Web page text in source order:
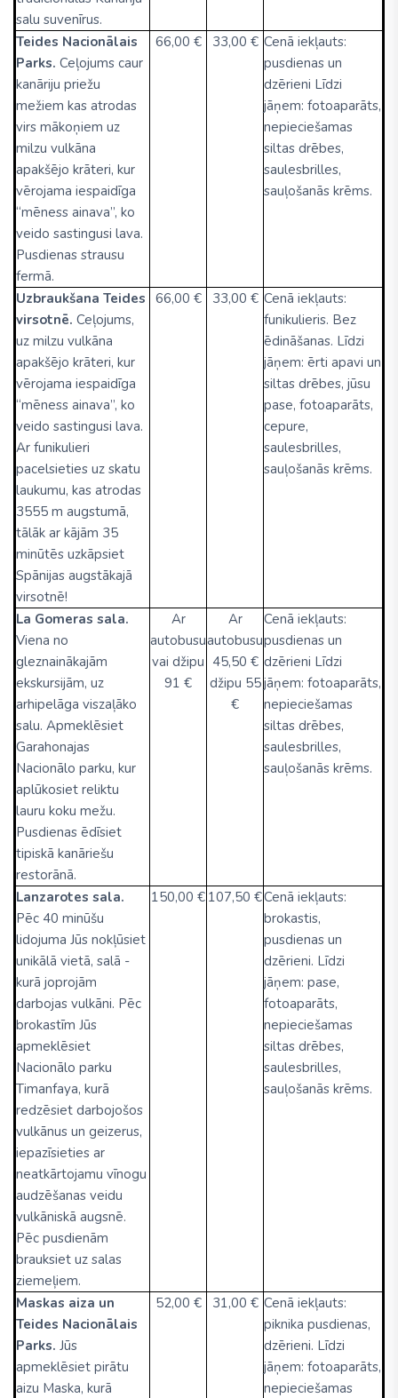
salu suvenīrus.
Teides Nacionālais
Parks. Ceļojums caur
kanāriju priežu
mežiem kas atrodas
virs mākoņiem uz
milzu vulkāna
apakšējo krāteri, kur
vērojama iespaidīga
“mēness ainava”, ko
veido sastingusi lava.
Pusdienas strausu
fermā.
66,00 € 33,00 € Cenā iekļauts:
pusdienas un
dzērieni Līdzi
jāņem: fotoaparāts,
nepieciešamas
siltas drēbes,
saulesbrilles,
sauļošanās krēms.
Uzbraukšana Teides
virsotnē. Ceļojums,
uz milzu vulkāna
apakšējo krāteri, kur
vērojama iespaidīga
“mēness ainava”, ko
veido sastingusi lava.
Ar funikulieri
pacelsieties uz skatu
laukumu, kas atrodas
3555 m augstumā,
tālāk ar kājām 35
minūtēs uzkāpsiet
Spānijas augstākajā
virsotnē!
66,00 € 33,00 € Cenā iekļauts:
funikulieris. Bez
ēdināšanas. Līdzi
jāņem: ērti apavi un
siltas drēbes, jūsu
pase, fotoaparāts,
cepure,
saulesbrilles,
sauļošanās krēms.
La Gomeras sala.
Viena no
gleznainākajām
ekskursijām, uz
arhipelāga viszaļāko
salu. Apmeklēsiet
Garahonajas
Nacionālo parku, kur
aplūkosiet reliktu
lauru koku mežu.
Pusdienas ēdīsiet
tipiskā kanāriešu
restorānā.
Ar
autobusu
vai džipu
91 €
Ar
autobusu
45,50 €
džipu 55
€
Cenā iekļauts:
pusdienas un
dzērieni Līdzi
jāņem: fotoaparāts,
nepieciešamas
siltas drēbes,
saulesbrilles,
sauļošanās krēms.
Lanzarotes sala.
Pēc 40 minūšu
lidojuma Jūs nokļūsiet
unikālā vietā, salā -
kurā joprojām
darbojas vulkāni. Pēc
brokastīm Jūs
apmeklēsiet
Nacionālo parku
Timanfaya, kurā
redzēsiet darbojošos
vulkānus un geizerus,
iepazīsieties ar
neatkārtojamu vīnogu
audzēšanas veidu
vulkāniskā augsnē.
Pēc pusdienām
brauksiet uz salas
ziemeļiem.
150,00 € 107,50 €Cenā iekļauts:
brokastis,
pusdienas un
dzērieni. Līdzi
jāņem: pase,
fotoaparāts,
nepieciešamas
siltas drēbes,
saulesbrilles,
sauļošanās krēms.
Maskas aiza un
Teides Nacionālais
Parks. Jūs
apmeklēsiet pirātu
aizu Maska, kurā
52,00 € 31,00 € Cenā iekļauts:
piknika pusdienas,
dzērieni. Līdzi
jāņem: fotoaparāts,
nepieciešamas